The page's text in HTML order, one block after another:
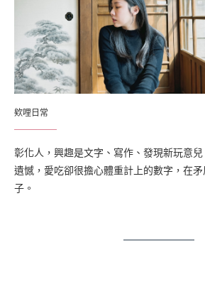
欸哩日常
彰化人，興趣是文字、寫作、發現新玩意
遺憾，愛吃卻很擔心體重計上的數字，在
子。